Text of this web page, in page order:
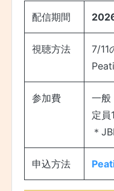
配信期間
視聴方法
7/11
参加費
一般
定員
＊
申込方法